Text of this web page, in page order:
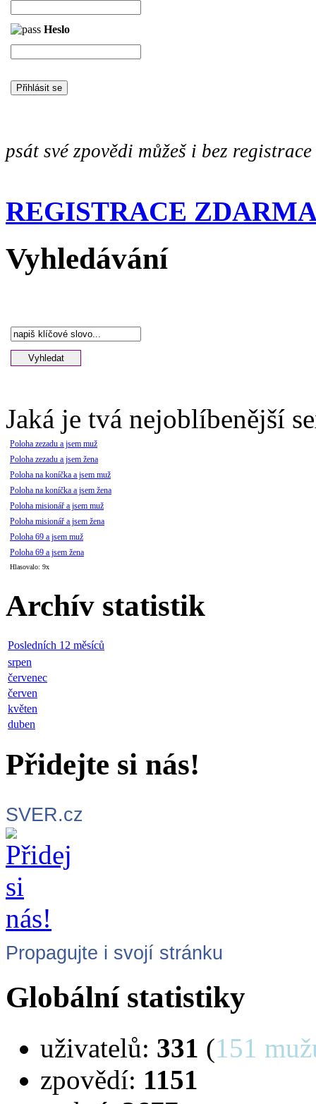
Heslo
psát své zpovědi můžeš i bez registrace
REGISTRACE
Vyhledávání
Jaká je tvá nejoblíbenější
Poloha zezadu a jsem muž
Poloha zezadu a jsem žena
Poloha na koníčka a jsem muž
Poloha na koníčka a jsem žena
Poloha misionář a jsem muž
Poloha misionář a jsem žena
Poloha 69 a jsem muž
Poloha 69 a jsem žena
Hlasovalo: 9x
Archív statistik
Posledních 12 měsíců
srpen
červenec
červen
květen
duben
Přidejte si nás!
SVER.cz
Propagujte i svojí stránku
Globální statistiky
uživatelů: 331 (151
zpovědí: 1151